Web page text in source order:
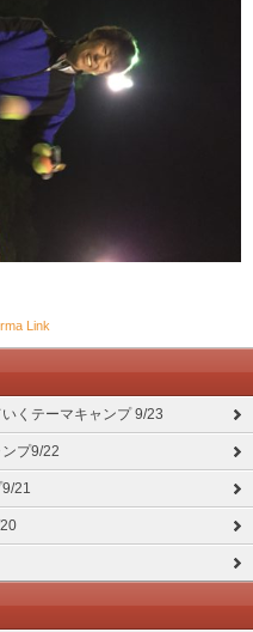
Link
くテーマキャンプ 9/23
プ9/22
21